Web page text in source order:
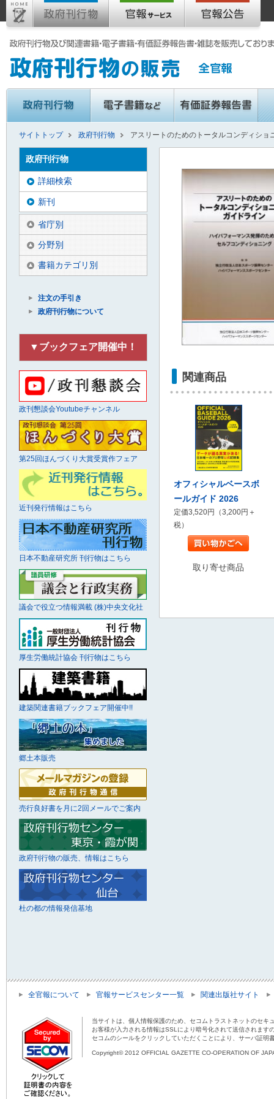
サイトトップ 政府刊行物 アスリートのためのトータルコンディシ
関連商品
オフィシャルベースボ
ールガイド 2026
定価3,520円（3,200円＋
税）
取り寄せ商品
政府刊行物
詳細検索
新刊
省庁別
分野別
書籍カテゴリ別
注文の手引き
政府刊行物について
▼ブックフェア開催中！
政刊懇談会Youtubeチャンネル
第25回ほんづくり大賞受賞作フェア
近刊発行情報はこちら
日本不動産研究所 刊行物はこちら
議会で役立つ情報満載 (株)中央文化社
厚生労働統計協会 刊行物はこちら
建築関連書籍ブックフェア開催中!!
郷土本販売
売行良好書を月に2回メールでご案内
政府刊行物の販売、情報はこちら
杜の都の情報発信基地
全官報について 官報サービスセンター一覧 関連出版社サイト
当サイトは、個人情報保護のため、セコムトラストネットのセキ
お客様が入力される情報はSSLにより暗号化されて送信されま
セコムのシールをクリックしていただくことにより、サーバ証明
Copyright© 2012 OFFICIAL GAZETTE CO-OPERATION OF